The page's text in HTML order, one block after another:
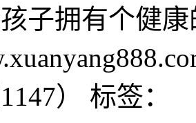
子拥有个健
） 标签：